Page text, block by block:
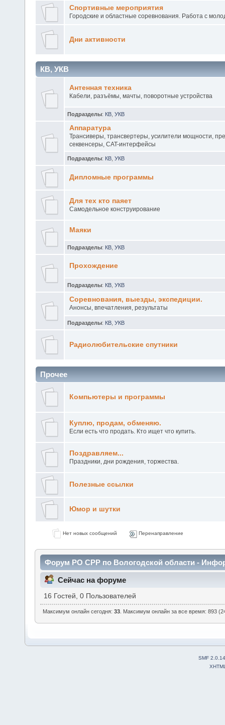
Спортивные мероприятия
Городские и областные соревнования. Работа с
Дни активности
КВ, УКВ
Антенная техника
Кабели, разъёмы, мачты, поворотные устройства
Подразделы: КВ УКВ
Аппаратура
Трансиверы, трансвертеры, усилители мощности,
секвенсеры, CAT-интерфейсы
Подразделы: КВ УКВ
Дипломные программы
Для тех кто паяет
Самодельное конструирование
Маяки
Подразделы: КВ УКВ
Прохождение
Подразделы: КВ УКВ
Соревнования, выезды, экспедиции.
Анонсы, впечатления, результаты
Подразделы: КВ УКВ
Радиолюбительские спутники
Прочее
Компьютеры и программы
Куплю, продам, обменяю.
Если есть что продать. Кто ищет что купить.
Поздравляем...
Праздники, дни рождения, торжества.
Полезные ссылки
Юмор и шутки
Нет новых сообщений Перенаправление
Форум РО СРР по Вологодской области -
Сейчас на форуме
16 Гостей, 0 Пользователей
Максимум онлайн сегодня:33 . Максимум онлайн за все время: 893
SMF 2.0.14